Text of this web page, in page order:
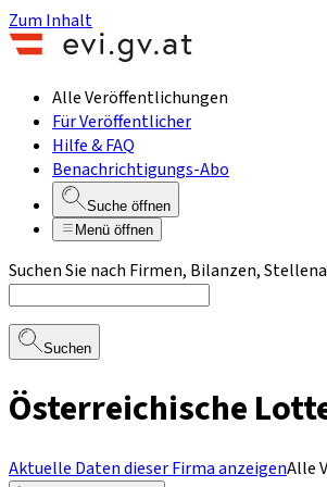
Zum Inhalt
Alle Veröffentlichungen
Für Veröffentlicher
Hilfe & FAQ
Benachrichtigungs-Abo
Suche öffnen
Menü öffnen
Suchen Sie nach Firmen, Bilanzen,
Suchen
Österreichische
Aktuelle Daten dieser Firma anzeigenAlle